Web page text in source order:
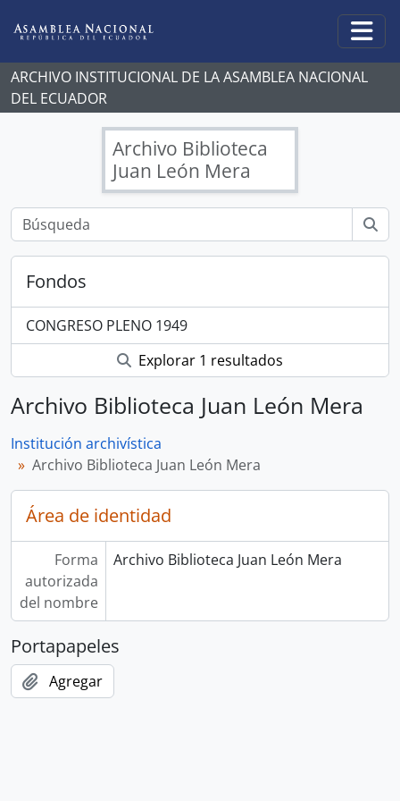
ARCHIVO INSTITUCIONAL DE LA ASAMBLEA NACIONAL
DEL ECUADOR
Archivo Biblioteca
Juan León Mera
Fondos
CONGRESO PLENO 1949
Explorar 1 resultados
Archivo Biblioteca Juan León Mera
Institución archivística
Archivo Biblioteca Juan León Mera
Área de identidad
Forma
autorizada
del nombre
Archivo Biblioteca Juan León Mera
Portapapeles
Agregar